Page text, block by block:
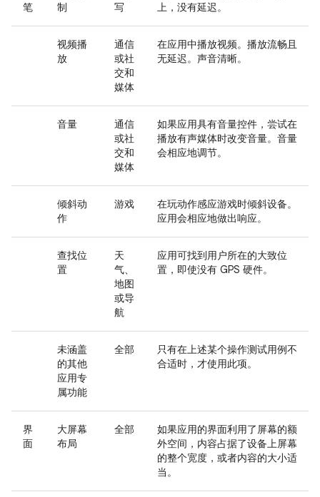
笔
制
写
上，没有延迟。
视频播
放
通信
或社
交和
媒体
在应用中播放视频。播放流畅且
无延迟。声音清晰。
音量
通信
或社
交和
媒体
如果应用具有音量控件，尝试在
播放有声媒体时改变音量。音量
会相应地调节。
倾斜动
作
游戏
在玩动作感应游戏时倾斜设备。
应用会相应地做出响应。
查找位
置
天
气、
地图
或导
航
应用可找到用户所在的大致位
置，即使没有 GPS 硬件。
未涵盖
的其他
应用专
属功能
全部
只有在上述某个操作测试用例不
合适时，才使用此项。
界
面
大屏幕
布局
全部
如果应用的界面利用了屏幕的额
外空间，内容占据了设备上屏幕
的整个宽度，或者内容的大小适
当。